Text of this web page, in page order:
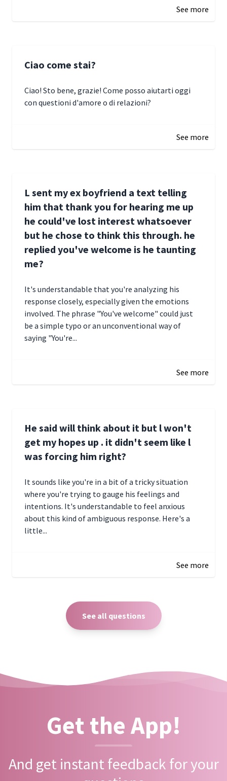
See more
Ciao come stai?
Ciao! Sto bene, grazie! Come posso aiutarti oggi
con questioni d'amore o di relazioni?
See more
L sent my ex boyfriend a text telling
him that thank you for hearing me up
he could've lost interest whatsoever
but he chose to think this through. he
replied you've welcome is he taunting
me?
It's understandable that you're analyzing his
response closely, especially given the emotions
involved. The phrase "You've welcome" could just
be a simple typo or an unconventional way of
saying "You're...
See more
He said will think about it but l won't
get my hopes up . it didn't seem like l
was forcing him right?
It sounds like you're in a bit of a tricky situation
where you're trying to gauge his feelings and
intentions. It's understandable to feel anxious
about this kind of ambiguous response. Here's a
little...
See more
See all questions
Get the App!
And get instant feedback for your